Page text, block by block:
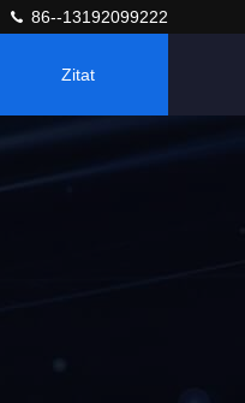
86--13192099222
Zitat